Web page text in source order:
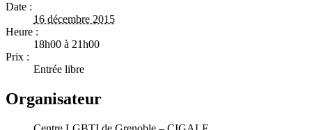
Date :
16 décembre 2015
Heure :
18h00 à 21h00
Prix :
Entrée libre
Organisateur